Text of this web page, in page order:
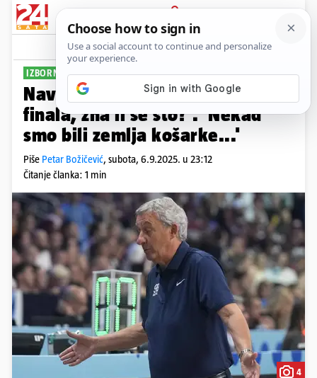
PRIJAVA
Sport Komentari
IZBORNIK NA UDARU
Navijači Srbije: 'Kad je termin
finala, zna li se što?'. 'Nekad
smo bili zemlja košarke...'
Piše Petar Božičević, subota, 6.9.2025. u 23:12
Čitanje članka: 1 min
4